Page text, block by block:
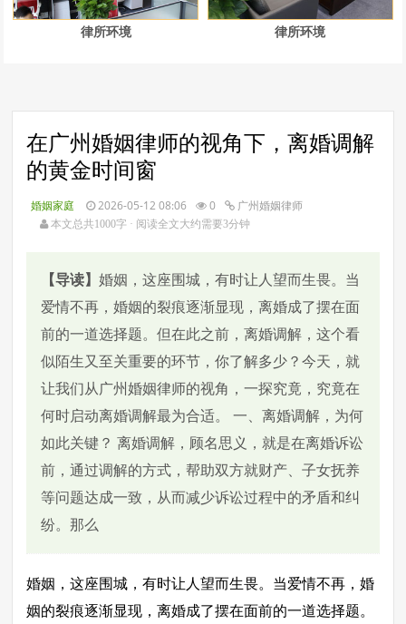
律所环境 律所环境
在广州婚姻律师的视角下，离婚调解
的黄金时间窗
婚姻家庭 2026-05-12 08:06 0 广州婚姻律师
本文总共1000字 · 阅读全文大约需要3分钟
【导读】婚姻，这座围城，有时让人望而生畏。当
爱情不再，婚姻的裂痕逐渐显现，离婚成了摆在面
前的一道选择题。但在此之前，离婚调解，这个看
似陌生又至关重要的环节，你了解多少？今天，就
让我们从广州婚姻律师的视角，一探究竟，究竟在
何时启动离婚调解最为合适。 一、离婚调解，为何
如此关键？ 离婚调解，顾名思义，就是在离婚诉讼
前，通过调解的方式，帮助双方就财产、子女抚养
等问题达成一致，从而减少诉讼过程中的矛盾和纠
纷。那么
婚姻，这座围城，有时让人望而生畏。当爱情不再，婚
姻的裂痕逐渐显现，离婚成了摆在面前的一道选择题。